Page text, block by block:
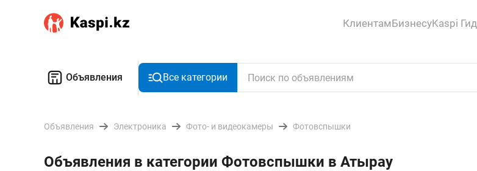
КлиентамБизнесуKaspi Гид
Объявления Все категории
Объявления Электроника Фото- и видеокамеры Фотовспышки
Объявления в категории Фотовспышки в Атырау